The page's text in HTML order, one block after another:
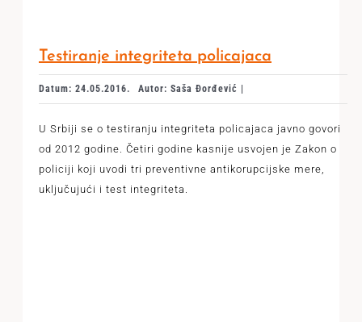
Testiranje integriteta policajaca
Datum: 24.05.2016. Autor: Saša Đorđević |
U Srbiji se o testiranju integriteta policajaca javno govori
od 2012 godine. Četiri godine kasnije usvojen je Zakon o
policiji koji uvodi tri preventivne antikorupcijske mere,
uključujući i test integriteta.